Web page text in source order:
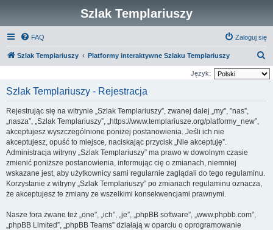
Szlak Templariuszy
FAQ Zaloguj się
Szlak Templariuszy Platformy interaktywne Szlaku Templariuszy
z
Język:
Szlak Templariuszy - Rejestracja
Rejestrując się na witrynie „Szlak Templariuszy”, zwanej dalej „my”, ”nas”,
„nasza”, „Szlak Templariuszy”, „https://www.templariusze.org/platformy_new”,
akceptujesz wyszczególnione poniżej postanowienia. Jeśli ich nie
akceptujesz, opuść to miejsce, naciskając przycisk „Nie akceptuję”.
Administracja witryny „Szlak Templariuszy” ma prawo w dowolnym czasie
zmienić poniższe postanowienia, informując cię o zmianach, niemniej
wskazane jest, aby użytkownicy sami regularnie zaglądali do tego regulaminu.
Korzystanie z witryny „Szlak Templariuszy” po zmianach regulaminu oznacza,
że akceptujesz te zmiany ze wszelkimi konsekwencjami prawnymi.
Nasze fora zwane też „one”, „ich”, „je”, „phpBB software”, „www.phpbb.com”,
„phpBB Limited”, „phpBB Teams” działają w oparciu o oprogramowanie